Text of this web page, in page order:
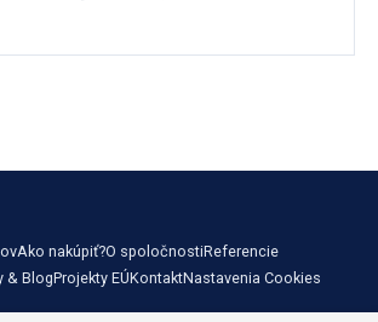
Ako nakúpiť?O spoločnostiReferencie
& BlogProjekty EÚKontaktNastavenia Cookies